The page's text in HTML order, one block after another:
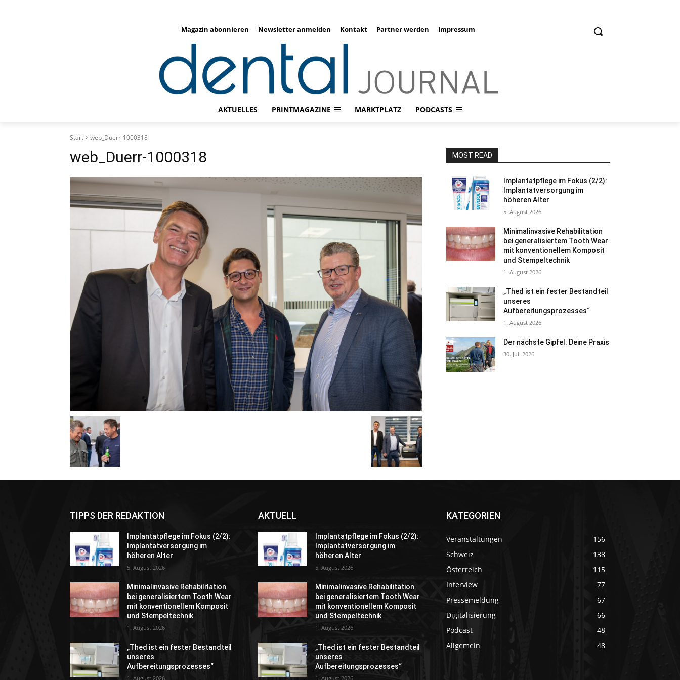
Magazin abonnieren Newsletter anmelden Kontakt Partner werden Impressum
AKTUELLES PRINTMAGAZINE MARKTPLATZ PODCASTS
Start web_Duerr-1000318
web_Duerr-1000318 MOST READ
Implantatpflege im Fokus (2/2):
Implantatversorgung im
höheren Alter
5. August 2026
Minimalinvasive Rehabilitation
bei generalisiertem Tooth Wear
mit konventionellem Komposit
und Stempeltechnik
1. August 2026
„Thed ist ein fester Bestandteil
unseres
Aufbereitungsprozesses“
1. August 2026
Der nächste Gipfel: Deine Praxis
30. Juli 2026
TIPPS DER REDAKTION
Implantatpflege im Fokus (2/2):
Implantatversorgung im
höheren Alter
5. August 2026
Minimalinvasive Rehabilitation
bei generalisiertem Tooth Wear
mit konventionellem Komposit
und Stempeltechnik
1. August 2026
„Thed ist ein fester Bestandteil
unseres
Aufbereitungsprozesses“
1. August 2026
AKTUELL
Implantatpflege im Fokus (2/2):
Implantatversorgung im
höheren Alter
5. August 2026
Minimalinvasive Rehabilitation
bei generalisiertem Tooth Wear
mit konventionellem Komposit
und Stempeltechnik
1. August 2026
„Thed ist ein fester Bestandteil
unseres
Aufbereitungsprozesses“
1. August 2026
KATEGORIEN
Veranstaltungen
156
Schweiz
138
Österreich
115
Interview
77
Pressemeldung
67
Digitalisierung
66
Podcast
48
Allgemein
48